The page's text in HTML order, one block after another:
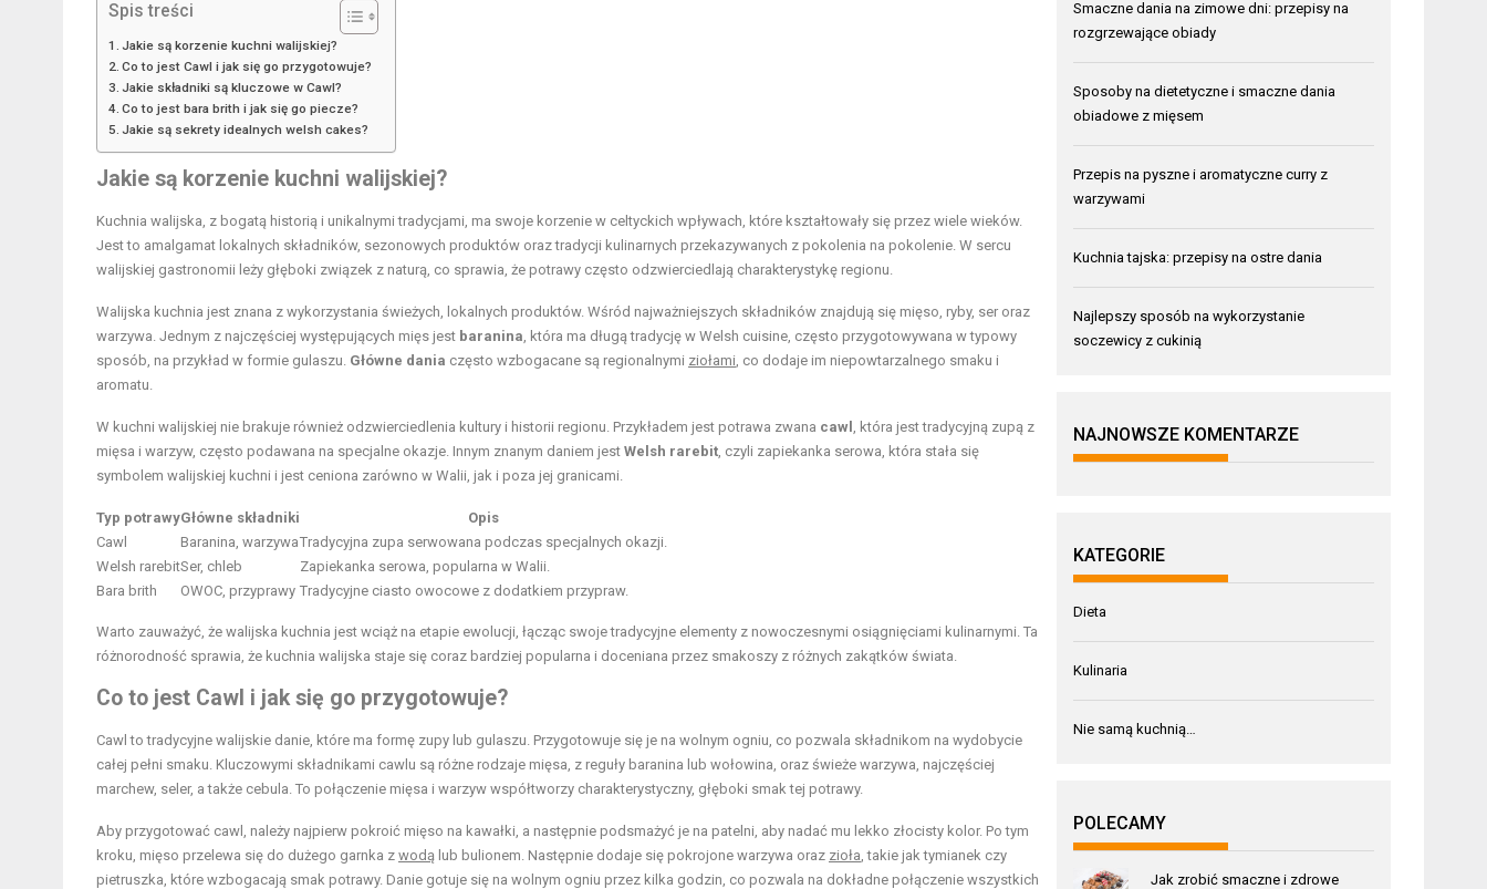
Spis treści
Jakie są korzenie kuchni walijskiej?
Co to jest Cawl i jak się go przygotowuje?
Jakie składniki są kluczowe w Cawl?
Co to jest bara brith i jak się go piecze?
Jakie są sekrety idealnych welsh cakes?
Jakie są korzenie kuchni walijskiej?
Kuchnia walijska, z bogatą historią i unikalnymi tradycjami, ma swoje korzenie w celtyckich wpływach, które kształtowały się przez wiele wieków.
Jest to amalgamat lokalnych składników, sezonowych produktów oraz tradycji kulinarnych przekazywanych z pokolenia na pokolenie. W sercu
walijskiej gastronomii leży głęboki związek z naturą, co sprawia, że potrawy często odzwierciedlają charakterystykę regionu.
Walijska kuchnia jest znana z wykorzystania świeżych, lokalnych produktów. Wśród najważniejszych składników znajdują się mięso, ryby, ser oraz
warzywa. Jednym z najczęściej występujących mięs jest baranina , która ma długą tradycję w Welsh cuisine, często przygotowywana w typowy
sposób, na przykład w formie gulaszu. Główne dania często wzbogacane są regionalnymi ziołami , co dodaje im niepowtarzalnego smaku i
aromatu.
W kuchni walijskiej nie brakuje również odzwierciedlenia kultury i historii regionu. Przykładem jest potrawa zwana cawl
, która jest tradycyjną zupą z
mięsa i warzyw, często podawana na specjalne okazje. Innym znanym daniem jest Welsh rarebit , czyli zapiekanka serowa, która stała się
symbolem walijskiej kuchni i jest ceniona zarówno w Walii, jak i poza jej granicami.
Typ potrawyGłówne składniki
Opis
Cawl
Baranina, warzywaTradycyjna zupa serwowana podczas specjalnych okazji.
Welsh rarebitSer, chleb
Zapiekanka serowa, popularna w Walii.
Bara brith
OWOC, przyprawy Tradycyjne ciasto owocowe z dodatkiem przypraw.
Warto zauważyć, że walijska kuchnia jest wciąż na etapie ewolucji, łącząc swoje tradycyjne elementy z nowoczesnymi osiągnięciami kulinarnymi. Ta
różnorodność sprawia, że kuchnia walijska staje się coraz bardziej popularna i doceniana przez smakoszy z różnych zakątków świata.
Co to jest Cawl i jak się go przygotowuje?
Cawl to tradycyjne walijskie danie, które ma formę zupy lub gulaszu. Przygotowuje się je na wolnym ogniu, co pozwala składnikom na wydobycie
całej pełni smaku. Kluczowymi składnikami cawlu są różne rodzaje mięsa, z reguły baranina lub wołowina, oraz świeże warzywa, najczęściej
marchew, seler, a także cebula. To połączenie mięsa i warzyw współtworzy charakterystyczny, głęboki smak tej potrawy.
Aby przygotować cawl, należy najpierw pokroić mięso na kawałki, a następnie podsmażyć je na patelni, aby nadać mu lekko złocisty kolor. Po tym
kroku, mięso przelewa się do dużego garnka z wodą lub bulionem. Następnie dodaje się pokrojone warzywa oraz zioła , takie jak tymianek czy
pietruszka, które wzbogacają smak potrawy. Danie gotuje się na wolnym ogniu przez kilka godzin, co pozwala na dokładne połączenie wszystkich
Smaczne dania na zimowe dni: przepisy na
rozgrzewające obiady
Sposoby na dietetyczne i smaczne dania
obiadowe z mięsem
Przepis na pyszne i aromatyczne curry z
warzywami
Kuchnia tajska: przepisy na ostre dania
Najlepszy sposób na wykorzystanie
soczewicy z cukinią
NAJNOWSZE KOMENTARZE
KATEGORIE
Dieta
Kulinaria
Nie samą kuchnią…
POLECAMY
Jak zrobić smaczne i zdrowe